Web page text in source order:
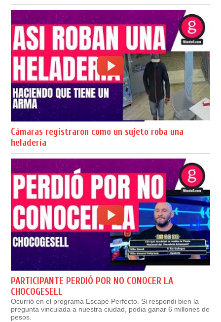
Cámaras registraron como un sujeto roba una
heladería
PARTICIPANTE PERDIÓ POR NO CONOCER LA
CHOCOGESELL
Ocurrió en el programa Escape Perfecto. Si respondi bien la
pregunta vinculada a nuestra ciudad, podia ganar 6 millones de
pesos.